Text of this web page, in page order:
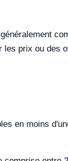
les prix ou des
en moins